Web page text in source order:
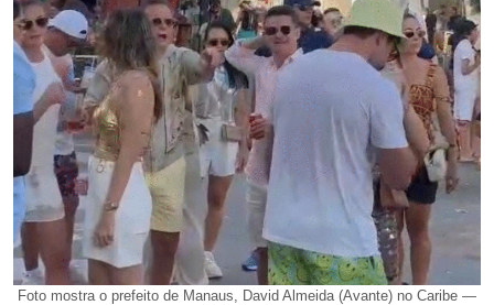
Foto mostra o prefeito de Manaus, David Almeida (Avante) no Caribe —